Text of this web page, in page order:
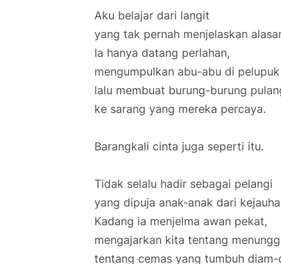
Aku belajar dari langit
yang tak pernah menjelaskan
Ia hanya datang perlahan,
mengumpulkan abu-abu di pelupuk
lalu membuat burung-burung
ke sarang yang mereka percaya.
Barangkali cinta juga seperti itu.
Tidak selalu hadir sebagai pelangi
yang dipuja anak-anak dari
Kadang ia menjelma awan pekat,
mengajarkan kita tentang
tentang cemas yang tumbuh diam-